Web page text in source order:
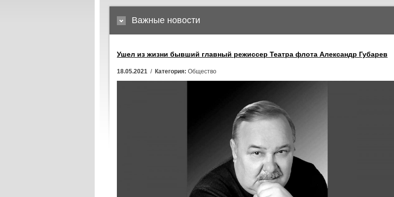
Важные новости
Ушел из жизни бывший главный режиссер Театра флота Александр Губарев
18.05.2021 / Категория: Общество